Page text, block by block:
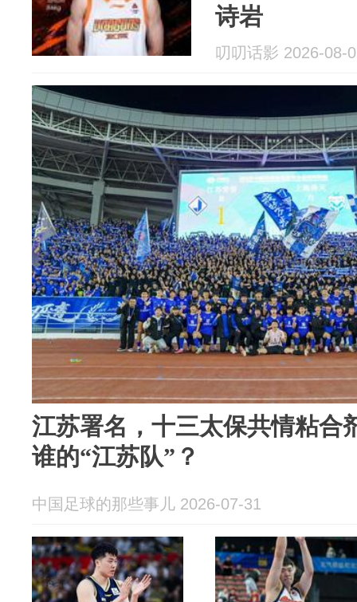
诗岩
叨叨话影 2026-08-
江苏署名，十三太保共情粘合
谁的“江苏队”？
中国足球的那些事儿 2026-07-31